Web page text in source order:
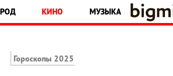
КИНО МУЗЫКА
Гороскопы 2025